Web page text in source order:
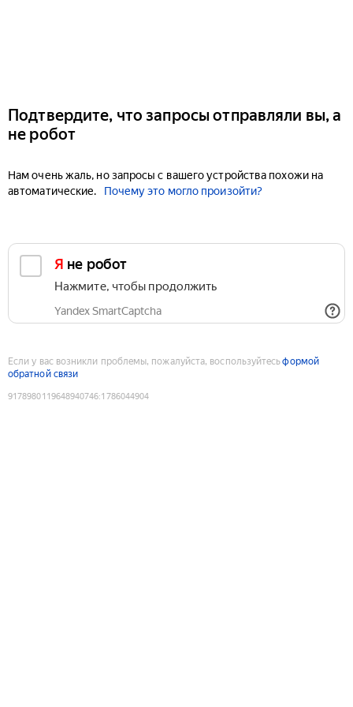
Подтвердите, что запросы отправляли вы, а
не робот
Нам очень жаль, но запросы с вашего устройства похожи на
автоматические.
Почему это могло произойти?
Я не робот
Нажмите, чтобы продолжить
Yandex SmartCaptcha
Если у вас возникли проблемы, пожалуйста, воспользуйтесьформой
обратной связи
9178980119648940746:1786044904